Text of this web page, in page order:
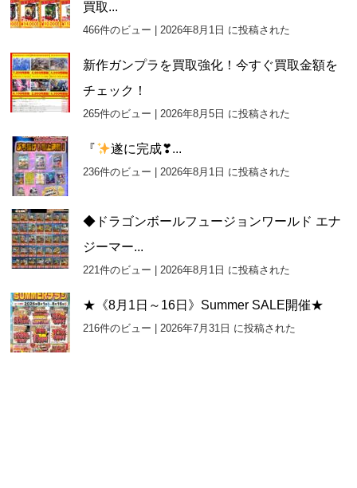
買取...
466件のビュー |2026年8月1日 に投稿された
新作ガンプラを買取強化！今すぐ買取金額を
チェック！
265件のビュー |2026年8月5日 に投稿された
『 遂に完成❣...
236件のビュー |2026年8月1日 に投稿された
◆ドラゴンボールフュージョンワールド エナ
ジーマー...
221件のビュー |2026年8月1日 に投稿された
★《8月1日～16日》Summer SALE開催★
216件のビュー |2026年7月31日 に投稿された